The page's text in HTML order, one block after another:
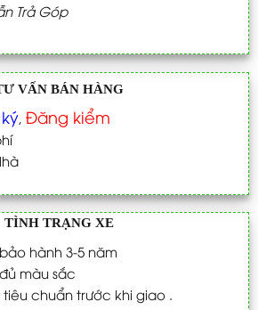
Trả Góp
VẤN BÁN HÀNG
, Đăng kiểm
TÌNH TRẠNG XE
hành 3-5 năm
màu sắc
chuẩn trước khi giao .